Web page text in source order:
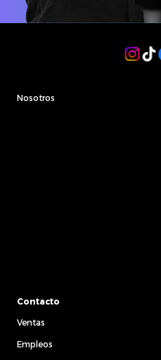
Nosotros
Contacto
Ventas
Empleos